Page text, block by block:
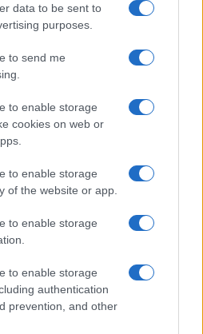
data to be sent to
purposes.
to send me
to enable storage
cookies on web or
to enable storage
of the website or app.
to enable storage
to enable storage
authentication
prevention, and other
migratoria en Ceuta y
ha generado fuertes…